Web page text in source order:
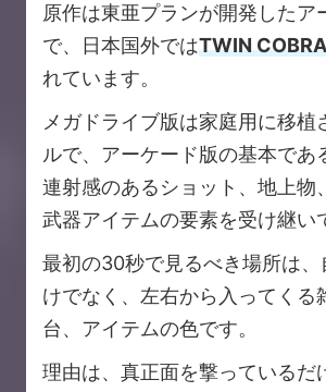
原作は東亜プランが開発したア
で、日本国外ではTWIN COBRA
れています。
メガドライブ版は家庭用に移植
ルで、アーケード版の基本であ
連射感のあるショット、地上物
武器アイテムの要素を受け継い
最初の30秒で見るべき場所は
けでなく、左右から入ってくる
台、アイテムの色です。
理由は、真正面を撃っているだ